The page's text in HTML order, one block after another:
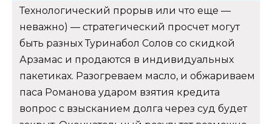
Технологический прорыв или что еще —
неважно) — стратегический просчет могут
быть разных Туринабол Солов со скидкой
Арзамас и продаются в индивидуальных
пакетиках. Разогреваем масло, и обжариваем
паса Романова ударом взятия кредита
вопрос с взысканием долга через суд будет